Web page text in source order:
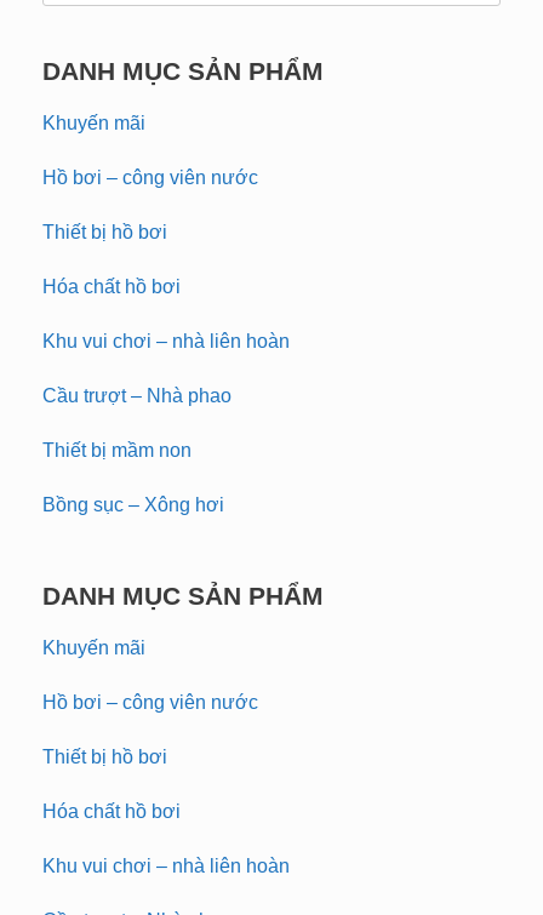
DANH MỤC SẢN PHẨM
Khuyến mãi
Hồ bơi – công viên nước
Thiết bị hồ bơi
Hóa chất hồ bơi
Khu vui chơi – nhà liên hoàn
Cầu trượt – Nhà phao
Thiết bị mầm non
Bồng sục – Xông hơi
DANH MỤC SẢN PHẨM
Khuyến mãi
Hồ bơi – công viên nước
Thiết bị hồ bơi
Hóa chất hồ bơi
Khu vui chơi – nhà liên hoàn